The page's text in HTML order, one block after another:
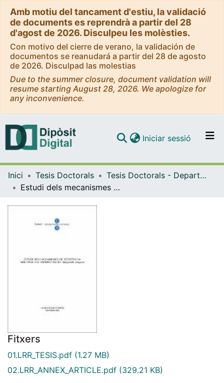
Amb motiu del tancament d'estiu, la validació
de documents es reprendrà a partir del 28
d'agost de 2026. Disculpeu les molèsties.
Con motivo del cierre de verano, la validación de
documentos se reanudará a partir del 28 de agosto
de 2026. Disculpad las molestias
Due to the summer closure, document validation will
resume starting August 28, 2026. We apologize for
any inconvenience.
Navega per tot el DD
Iniciar sessió (current)
Inici Tesis Doctorals
Tesis Doctorals - Departament - Patologia i Terapèutica Experimental
Estudi dels mecanismes de resistència multiple als antibiòtics en "Morganella morganii"
Fitxers
01.LRR_TESIS.pdf (1.27 MB)
02.LRR_ANNEX_ARTICLE.pdf (329.21 KB)